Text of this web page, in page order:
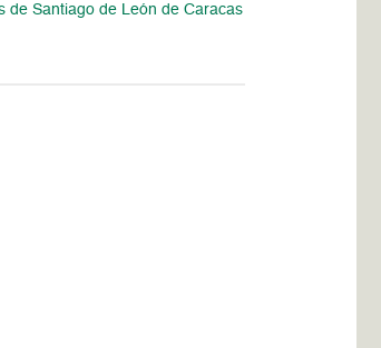
de Santiago de León de Caracas